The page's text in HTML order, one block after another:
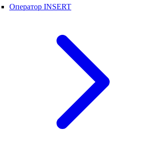
Оператор INSERT